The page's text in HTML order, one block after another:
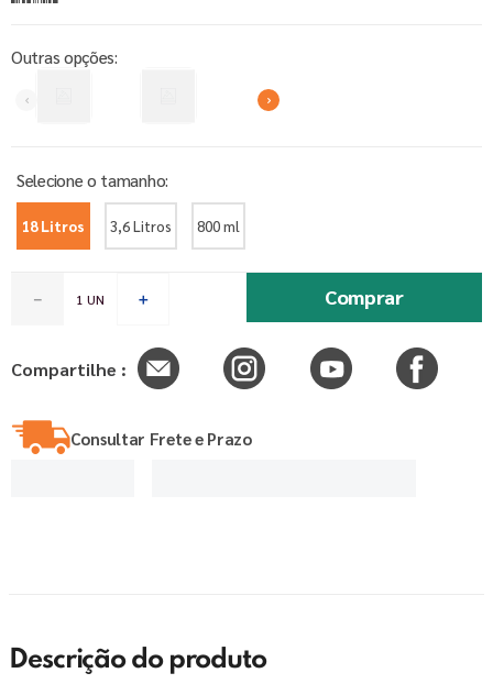
Outras opções:
18 Litros 3,6 Litros 800 ml
＋
－ Comprar
Compartilhe :
Consultar Frete e Prazo
Descrição do produto